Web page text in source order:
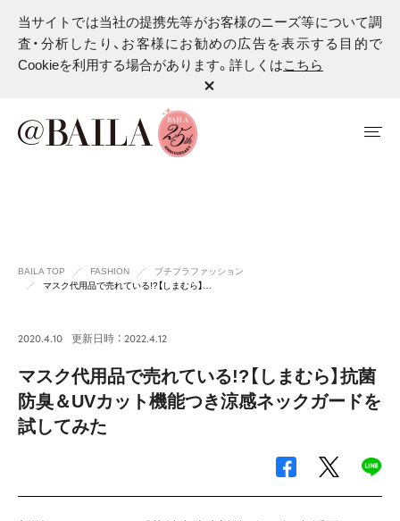
当サイトでは当社の提携先等がお客様のニーズ等について調
査・分析したり、お客様にお勧めの広告を表示する目的で
Cookieを利用する場合があります。詳しくはこちら
BAILA TOP FASHION
プチプラファッション
マスク代用品で売れている!?【しまむら】…
2020.4.10 更新日時 ： 2022.4.12
マスク代用品で売れている!?【しまむら】抗菌
防臭＆UVカット機能つき涼感ネックガードを
試してみた